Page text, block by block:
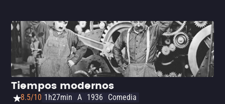
Tiempos modernos
8.5/10 1h27min A 1936
Comedia